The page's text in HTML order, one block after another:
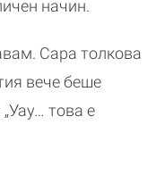
начин.
Сара толкова
вече беше
това е